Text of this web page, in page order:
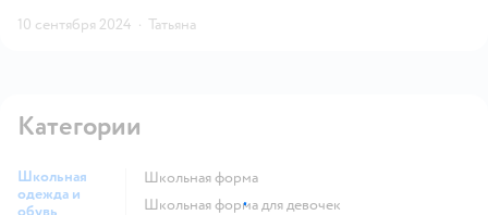
10 сентября 2024 · Татьяна
Категории
Школьная
одежда и
обувь
Школьная форма
Школьная форма для девочек